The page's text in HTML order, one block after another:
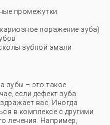
промежутки
поражение зуба)
зубной эмали
зубы – это такое
если дефект зуба
вас. Иногда
в комплексе с другими
лечения. Например,